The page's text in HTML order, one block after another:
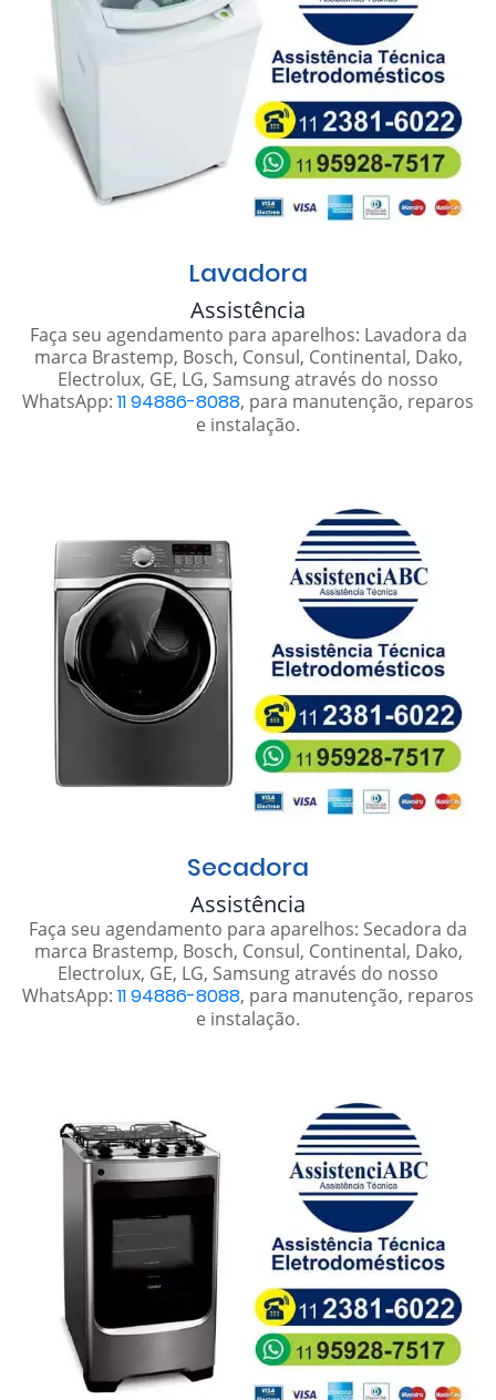
Lavadora
Assistência
Faça seu agendamento para aparelhos: Lavadora da
marca Brastemp, Bosch, Consul, Continental, Dako,
Electrolux, GE, LG, Samsung através do nosso
WhatsApp: 11 94886-8088, para manutenção, reparos
e instalação.
Secadora
Assistência
Faça seu agendamento para aparelhos: Secadora da
marca Brastemp, Bosch, Consul, Continental, Dako,
Electrolux, GE, LG, Samsung através do nosso
WhatsApp: 11 94886-8088, para manutenção, reparos
e instalação.